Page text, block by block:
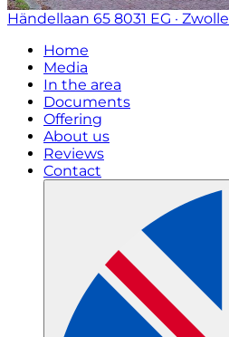
Händellaan 65 8031 EG · Zwolle
Home
Media
In the area
Documents
Offering
About us
Reviews
Contact